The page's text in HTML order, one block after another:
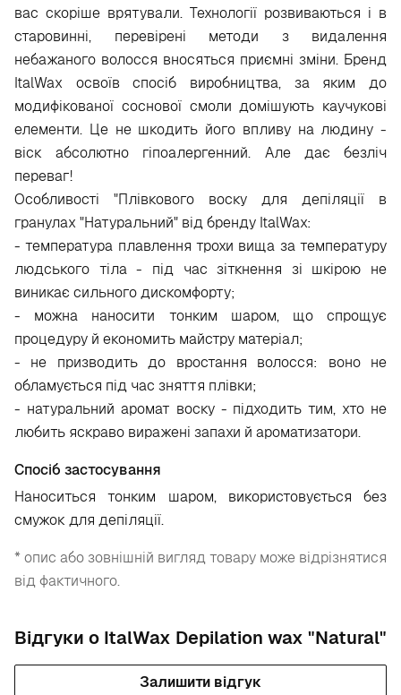
вас скоріше врятували. Технології розвиваються і в
старовинні, перевірені методи з видалення
небажаного волосся вносяться приємні зміни. Бренд
ItalWax освоїв спосіб виробництва, за яким до
модифікованої соснової смоли домішують каучукові
елементи. Це не шкодить його впливу на людину -
віск абсолютно гіпоалергенний. Але дає безліч
переваг!
Особливості "Плівкового воску для депіляції в
гранулах "Натуральний" від бренду ItalWax:
- температура плавлення трохи вища за температуру
людського тіла - під час зіткнення зі шкірою не
виникає сильного дискомфорту;
- можна наносити тонким шаром, що спрощує
процедуру й економить майстру матеріал;
- не призводить до вростання волосся: воно не
обламується під час зняття плівки;
- натуральний аромат воску - підходить тим, хто не
любить яскраво виражені запахи й ароматизатори.
Спосіб застосування
Наноситься тонким шаром, використовується без
смужок для депіляції.
* опис або зовнішній вигляд товару може відрізнятися
від фактичного.
Відгуки о ItalWax Depilation wax "Natural"
Залишити відгук